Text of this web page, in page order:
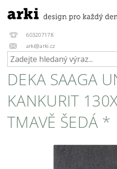
603207178
arki@arki.cz
DEKA SAAGA
KANKURIT
TMAVĚ ŠEDÁ *